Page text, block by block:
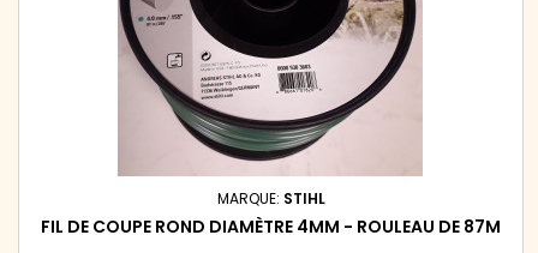
MARQUE: STIHL
FIL DE COUPE ROND DIAMÈTRE 4MM - ROULEAU DE 87M